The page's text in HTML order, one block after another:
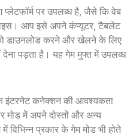
प्लेटफॉर्म पर उपलब्ध है, जैसे कि वेब
आप इसे अपने कंप्यूटर, टैबलेट
डाउनलोड करने और खेलने के लिए
पड़ता है। यह गेम मुफ्त में उपलब्ध
कनेक्शन की आवश्यकता
मोड में अपने दोस्तों और अन्य
प्रकार के गेम मोड भी होते